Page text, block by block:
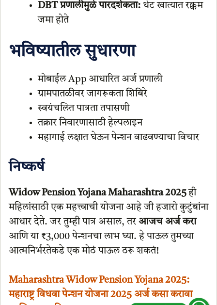
DBT प्रणालीमुळे पारदर्शकता:थेट खात्यात रक्कम
जमा होते
भविष्यातील सुधारणा
मोबाईल App आधारित अर्ज प्रणाली
ग्रामपातळीवर जागरूकता शिबिरे
स्वयंचलित पात्रता तपासणी
तक्रार निवारणासाठी हेल्पलाइन
महागाई लक्षात घेऊन पेन्शन वाढवण्याचा विचार
निष्कर्ष
Widow Pension Yojana Maharashtra 2025ही
महिलांसाठी एक महत्त्वाची योजना आहे जी हजारो कुटुंबांना
आधार देते. जर तुम्ही पात्र असाल, तर आजच अर्ज करा
आणि या ₹3,000 पेन्शनचा लाभ घ्या. हे पाऊल तुमच्या
आत्मनिर्भरतेकडे एक मोठं पाऊल ठरू शकतं!
Maharashtra Widow Pension Yojana 2025:
महाराष्ट्र विधवा पेन्शन योजना 2025 अर्ज कसा करावा